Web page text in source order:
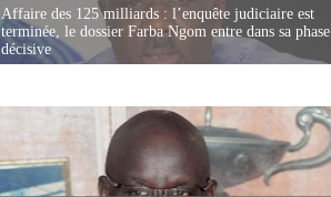
Affaire des 125 milliards : l’enquête judiciaire est
terminée, le dossier Farba Ngom entre dans sa phase
décisive